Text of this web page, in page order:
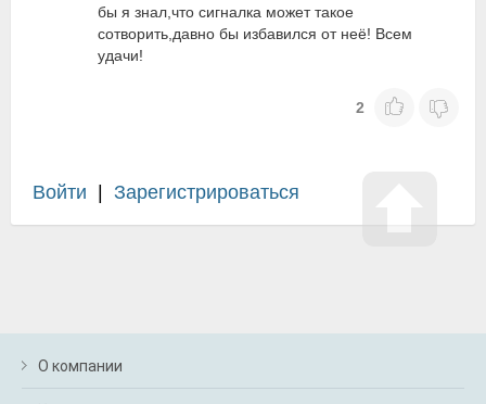
бы я знал,что сигналка может такое
сотворить,давно бы избавился от неё! Всем
удачи!
2
Войти Зарегистрироваться
О компании